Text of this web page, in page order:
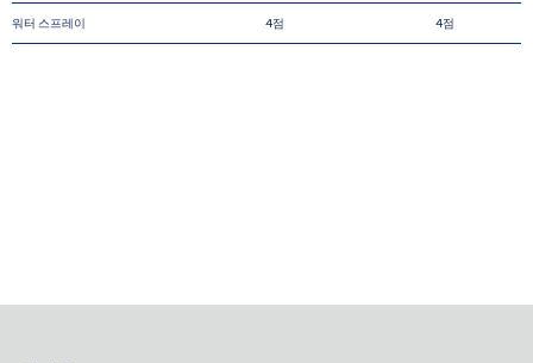
워터 스프레이 4점 4점